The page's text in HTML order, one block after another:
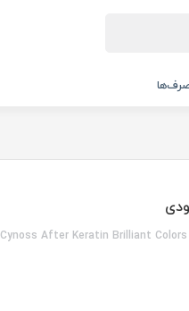
Cynoss After Keratin Brilliant